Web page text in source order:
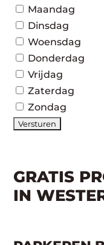
Maandag
Dinsdag
Woensdag
Donderdag
Vrijdag
Zaterdag
Zondag
GRATIS
IN